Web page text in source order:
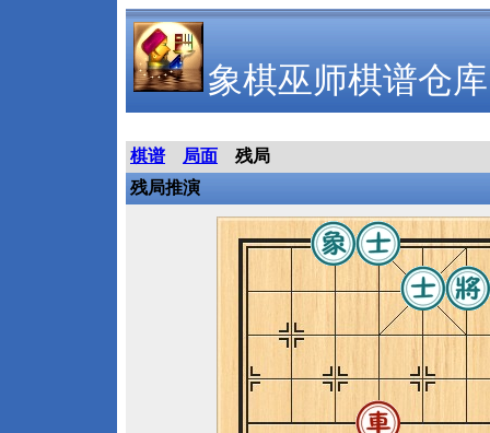
象棋巫师棋谱仓库
棋谱 局面
残局
残局推演